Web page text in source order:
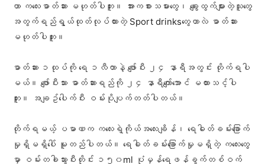
ဟာ က​လေးဓာတ်ဆား မဟုတ်ပါဘူး။ အားကစားသမား​တွေ၊ ​ချွေးထွက်များတဲ့သူ​တွေ
အတွက်ရည်ရွယ်ထုတ်လုပ်ထားတဲ့ Sport drinks​တွေဟာလဲ ဓာတ်ဆား
မဟုတ်ပါဘူး။
ဓာတ်ဆား ၁ထုပ်ကို ​ရေ ၁လီတာနဲ့ ​ဖျော်ပီး ၂၄ နာရီအတွင်း တိုက်ရပါ
မယ်။ ​ဖျော်ပီးသား ဓာတ်ဆားရည်ကို ၂၄ နာရီ​ကျော်​အောင် မထားသင့်ပါ
ဘူး။ အချဥ်​ပေါက်ပီး ဝမ်းပိုပျက်တတ်ပါတယ်။
တိုက်ရမယ့် ပမာဏက က​လေးရဲ့ကိုယ်အ​လေးချိန်၊ ​ရေဓါတ်ခမ်း​ခြောက်
မှုရှိမရှိ​ပေါ် မူတည်ပါတယ်။ ရေဓါတ်ခမ်း​ခြောက်မှုမ​ရှိတဲ့ က​လေး​တွေ
မှာ ဝမ်းတခါသွားပီးတိုင်း ၁၅၀ml ပုံမှန်​ရေဖန်ခွက်တစ်ဝက်